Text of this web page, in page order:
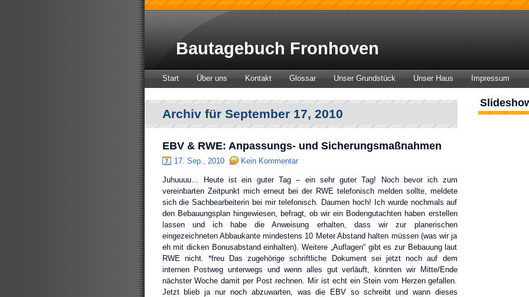
Bautagebuch Fronhoven
Start Über uns Kontakt Glossar Unser Grundstück Unser Haus Impressum
Archiv für September 17, 2010
EBV & RWE: Anpassungs- und Sicherungsmaßnahmen
17. Sep., 2010 Kein Kommentar
Juhuuuu… Heute ist ein guter Tag – ein sehr guter Tag! Noch bevor ich zum
vereinbarten Zeitpunkt mich erneut bei der RWE telefonisch melden sollte, meldete
sich die Sachbearbeiterin bei mir telefonisch. Daumen hoch! Ich wurde nochmals auf
den Bebauungsplan hingewiesen, befragt, ob wir ein Bodengutachten haben erstellen
lassen und ich habe die Anweisung erhalten, dass wir zur planerischen
eingezeichneten Abbaukante mindestens 10 Meter Abstand halten müssen (was wir ja
eh mit dicken Bonusabstand einhalten). Weitere „Auflagen“ gibt es zur Bebauung laut
RWE nicht. *freu Das zugehörige schriftliche Dokument sei jetzt noch auf dem
internen Postweg unterwegs und wenn alles gut verläuft, könnten wir Mitte/Ende
nächster Woche damit per Post rechnen. Mir ist echt ein Stein vom Herzen gefallen.
Jetzt blieb ja nur noch abzuwarten, was die EBV so schreibt und wann dieses